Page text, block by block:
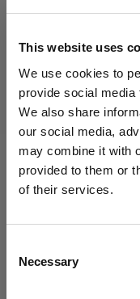
This website uses
We use cookies to
provide social
We also share
our social media,
may combine it with
provided to them or
of their services.
Selection
Necessary
地